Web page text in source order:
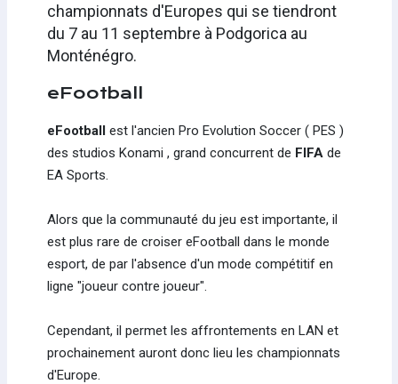
championnats d'Europes qui se tiendront
du 7 au 11 septembre à Podgorica au
Monténégro.
eFootball
eFootballest l'ancien Pro Evolution Soccer ( PES )
des studios Konami , grand concurrent de FIFAde
EA Sports.
Alors que la communauté du jeu est importante, il
est plus rare de croiser eFootball dans le monde
esport, de par l'absence d'un mode compétitif en
ligne "joueur contre joueur".
Cependant, il permet les affrontements en LAN et
prochainement auront donc lieu les championnats
d'Europe.